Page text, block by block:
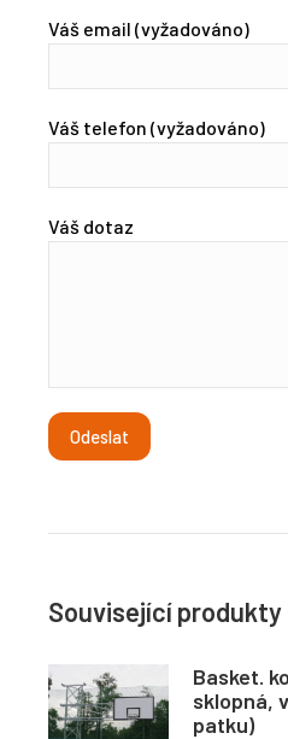
Váš email (vyžadováno)
Váš telefon (vyžadováno)
Váš dotaz
Související produkty
Basket.
sklopná,
patku)